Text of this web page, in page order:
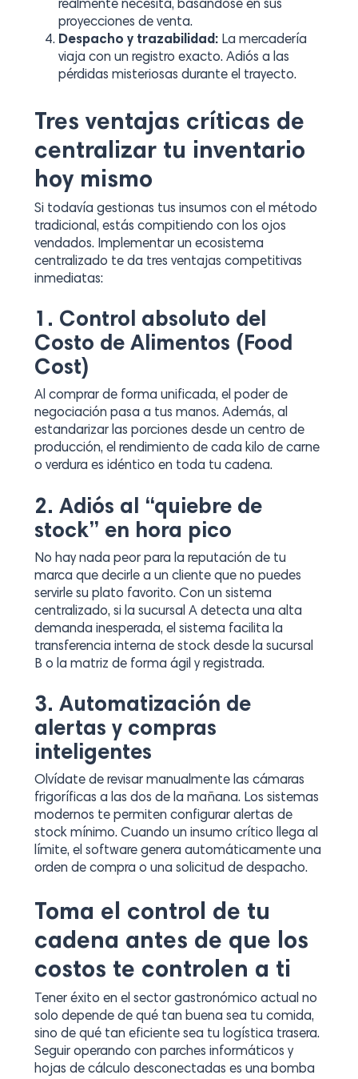
realmente necesita, basándose en sus
proyecciones de venta.
Despacho y trazabilidad:La mercadería
viaja con un registro exacto. Adiós a las
pérdidas misteriosas durante el trayecto.
Tres ventajas críticas de
centralizar tu inventario
hoy mismo
Si todavía gestionas tus insumos con el método
tradicional, estás compitiendo con los ojos
vendados. Implementar un ecosistema
centralizado te da tres ventajas competitivas
inmediatas:
1. Control absoluto del
Costo de Alimentos (Food
Cost)
Al comprar de forma unificada, el poder de
negociación pasa a tus manos. Además, al
estandarizar las porciones desde un centro de
producción, el rendimiento de cada kilo de carne
o verdura es idéntico en toda tu cadena.
2. Adiós al “quiebre de
stock” en hora pico
No hay nada peor para la reputación de tu
marca que decirle a un cliente que no puedes
servirle su plato favorito. Con un sistema
centralizado, si la sucursal A detecta una alta
demanda inesperada, el sistema facilita la
transferencia interna de stock desde la sucursal
B o la matriz de forma ágil y registrada.
3. Automatización de
alertas y compras
inteligentes
Olvídate de revisar manualmente las cámaras
frigoríficas a las dos de la mañana. Los sistemas
modernos te permiten configurar alertas de
stock mínimo. Cuando un insumo crítico llega al
límite, el software genera automáticamente una
orden de compra o una solicitud de despacho.
Toma el control de tu
cadena antes de que los
costos te controlen a ti
Tener éxito en el sector gastronómico actual no
solo depende de qué tan buena sea tu comida,
sino de qué tan eficiente sea tu logística trasera.
Seguir operando con parches informáticos y
hojas de cálculo desconectadas es una bomba